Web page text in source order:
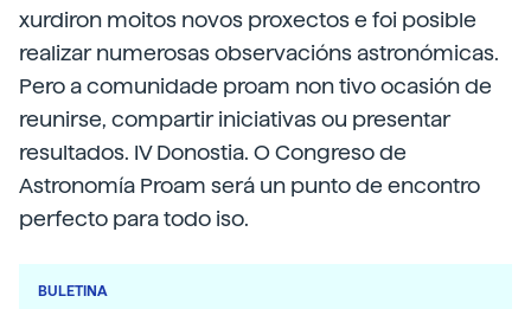
xurdiron moitos novos proxectos e foi posible
realizar numerosas observacións astronómicas.
Pero a comunidade proam non tivo ocasión de
reunirse, compartir iniciativas ou presentar
resultados. IV Donostia. O Congreso de
Astronomía Proam será un punto de encontro
perfecto para todo iso.
BULETINA